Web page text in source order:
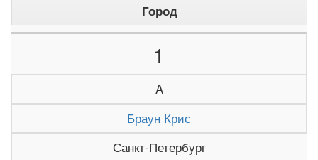
Город
1
A
Браун Крис
Санкт-Петербург